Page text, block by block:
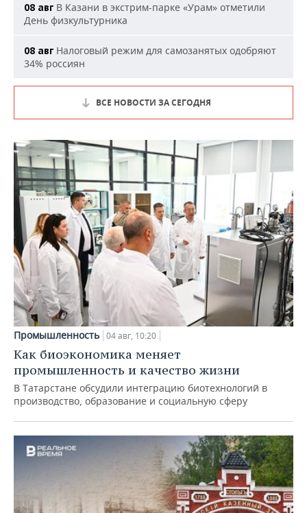
08 авг В Казани в экстрим-парке «Урам» отметили
День физкультурника
08 авг Налоговый режим для самозанятых одобряют
34% россиян
ВСЕ НОВОСТИ ЗА СЕГОДНЯ
Промышленность 04 авг, 10:20
Как биоэкономика меняет
промышленность и качество жизни
В Татарстане обсудили интеграцию биотехнологий в
производство, образование и социальную сферу